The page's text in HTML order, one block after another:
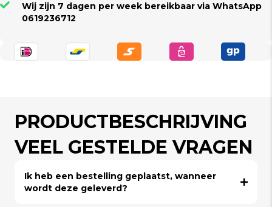
Wij zijn 7 dagen per week bereikbaar via WhatsApp
0619236712
PRODUCTBESCHRIJVING
VEEL GESTELDE VRAGEN
Ik heb een bestelling geplaatst, wanneer
wordt deze geleverd?